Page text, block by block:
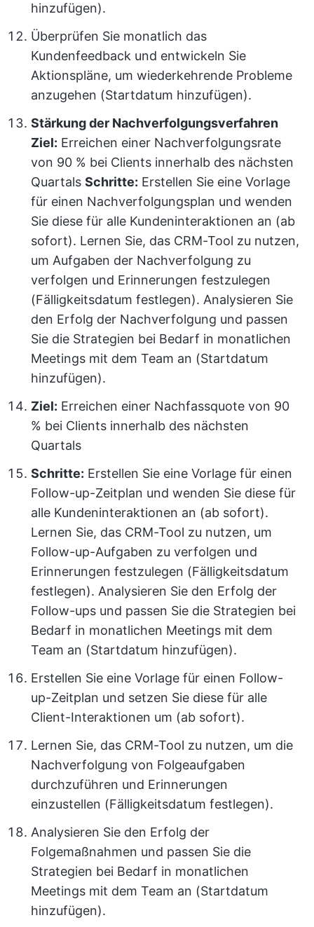
hinzufügen).
Überprüfen Sie monatlich das
Kundenfeedback und entwickeln Sie
Aktionspläne, um wiederkehrende Probleme
anzugehen (Startdatum hinzufügen).
Stärkung der Nachverfolgungsverfahren
Ziel: Erreichen einer Nachverfolgungsrate
von 90 % bei Clients innerhalb des nächsten
Quartals Schritte: Erstellen Sie eine Vorlage
für einen Nachverfolgungsplan und wenden
Sie diese für alle Kundeninteraktionen an (ab
sofort). Lernen Sie, das CRM-Tool zu nutzen,
um Aufgaben der Nachverfolgung zu
verfolgen und Erinnerungen festzulegen
(Fälligkeitsdatum festlegen). Analysieren Sie
den Erfolg der Nachverfolgung und passen
Sie die Strategien bei Bedarf in monatlichen
Meetings mit dem Team an (Startdatum
hinzufügen).
Ziel: Erreichen einer Nachfassquote von 90
% bei Clients innerhalb des nächsten
Quartals
Schritte: Erstellen Sie eine Vorlage für einen
Follow-up-Zeitplan und wenden Sie diese für
alle Kundeninteraktionen an (ab sofort).
Lernen Sie, das CRM-Tool zu nutzen, um
Follow-up-Aufgaben zu verfolgen und
Erinnerungen festzulegen (Fälligkeitsdatum
festlegen). Analysieren Sie den Erfolg der
Follow-ups und passen Sie die Strategien bei
Bedarf in monatlichen Meetings mit dem
Team an (Startdatum hinzufügen).
Erstellen Sie eine Vorlage für einen Follow-
up-Zeitplan und setzen Sie diese für alle
Client-Interaktionen um (ab sofort).
Lernen Sie, das CRM-Tool zu nutzen, um die
Nachverfolgung von Folgeaufgaben
durchzuführen und Erinnerungen
einzustellen (Fälligkeitsdatum festlegen).
Analysieren Sie den Erfolg der
Folgemaßnahmen und passen Sie die
Strategien bei Bedarf in monatlichen
Meetings mit dem Team an (Startdatum
hinzufügen).